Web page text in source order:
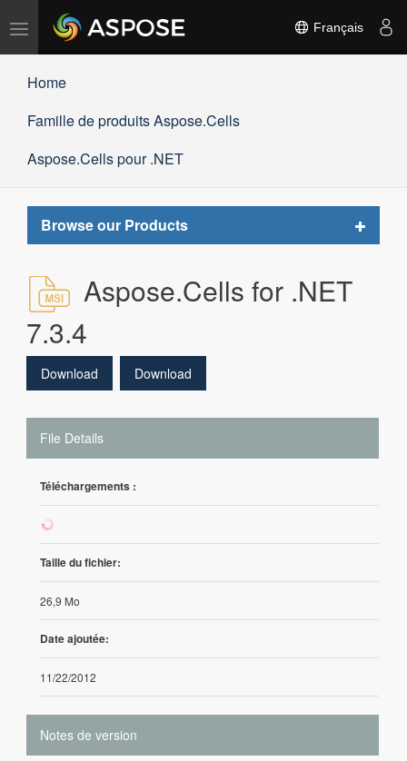
Basculer
Français
Home
Famille de produits Aspose.Cells
Aspose.Cells pour .NET
Browse our Products
Toggle
Aspose.Cells for .NET
7.3.4
Download Download
File Details
Téléchargements :
675
Taille du fichier:
26,9 Mo
Date ajoutée:
11/22/2012
Notes de version